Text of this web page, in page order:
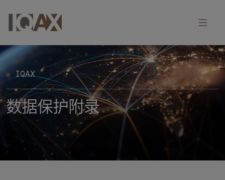
IQAX
数据保护附录